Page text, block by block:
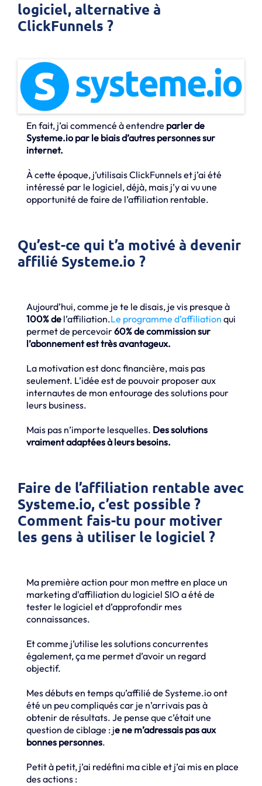
logiciel, alternative à
ClickFunnels ?
En fait, j’ai commencé à entendre parler de
Systeme.io par le biais d’autres personnes sur
internet.
À cette époque, j’utilisais ClickFunnels et j’ai été
intéressé par le logiciel, déjà, mais j’y ai vu une
opportunité de faire de l’affiliation rentable.
Qu’est-ce qui t’a motivé à devenir
affilié Systeme.io ?
Aujourd’hui, comme je te le disais, je vis presque à
100% de l’affiliation.Le programme d’affiliation qui
permet de percevoir60% de commission sur
l’abonnement est très avantageux.
La motivation est donc financière, mais pas
seulement. L’idée est de pouvoir proposer aux
internautes de mon entourage des solutions pour
leurs business.
Mais pas n’importe lesquelles. Des solutions
vraiment adaptées à leurs besoins.
Faire de l’affiliation rentable avec
Systeme.io, c’est possible ?
Comment fais-tu pour motiver
les gens à utiliser le logiciel ?
Ma première action pour mon mettre en place un
marketing d'affiliation du logiciel SIO a été de
tester le logiciel et d’approfondir mes
connaissances.
Et comme j’utilise les solutions concurrentes
également, ça me permet d’avoir un regard
objectif.
Mes débuts en temps qu’affilié de Systeme.io ont
été un peu compliqués car je n’arrivais pas à
obtenir de résultats. Je pense que c’était une
question de ciblage : je ne m’adressais pas aux
bonnes personnes.
Petit à petit, j’ai redéfini ma cible et j’ai mis en place
des actions :